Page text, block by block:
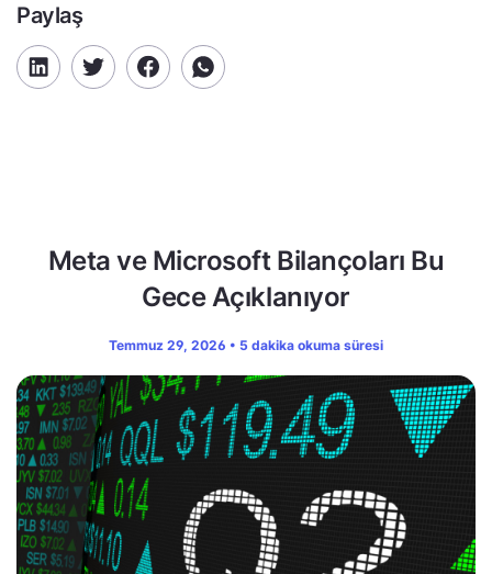
Paylaş
Meta ve Microsoft Bilançoları Bu
Gece Açıklanıyor
Temmuz 29, 2026 • 5 dakika okuma süresi